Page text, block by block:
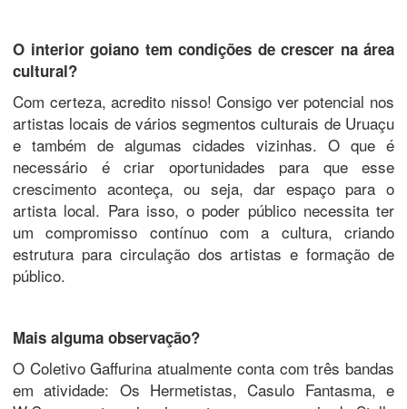
O interior goiano tem condições de crescer na área
cultural?
Com certeza, acredito nisso! Consigo ver potencial nos
artistas locais de vários segmentos culturais de Uruaçu
e também de algumas cidades vizinhas. O que é
necessário é criar oportunidades para que esse
crescimento aconteça, ou seja, dar espaço para o
artista local. Para isso, o poder público necessita ter
um compromisso contínuo com a cultura, criando
estrutura para circulação dos artistas e formação de
público.
Mais alguma observação?
O Coletivo Gaffurina atualmente conta com três bandas
em atividade: Os Hermetistas, Casulo Fantasma, e